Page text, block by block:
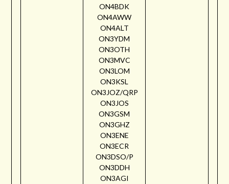
ON4BDK
ON4AWW
ON4ALT
ON3YDM
ON3OTH
ON3MVC
ON3LOM
ON3KSL
ON3JOZ/QRP
ON3JOS
ON3GSM
ON3GHZ
ON3ENE
ON3ECR
ON3DSO/P
ON3DDH
ON3AGI